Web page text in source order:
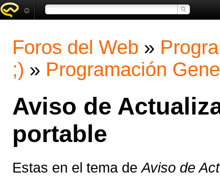
Foros del Web »
;) » Programación
Aviso de
portable
Estas en el tema deAviso de